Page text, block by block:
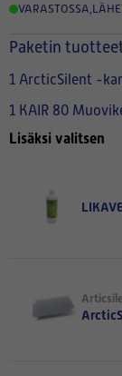
VARASTOSSA
Paketin
1 ArcticSilent -
1 KAIR 80
Lisäksi valitsen